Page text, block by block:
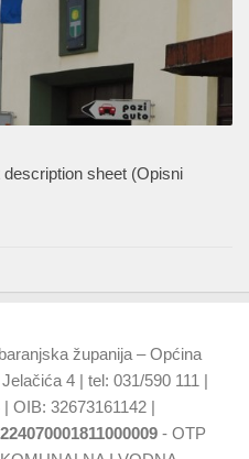
description sheet (Opisni
županija – Općina
4 | tel: 031/590 111 |
OIB: 32673161142 |
- OTP